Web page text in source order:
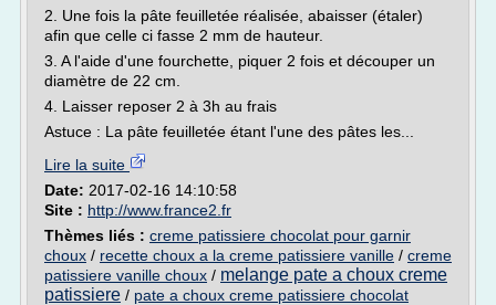
2. Une fois la pâte feuilletée réalisée, abaisser (étaler)
afin que celle ci fasse 2 mm de hauteur.
3. A l'aide d'une fourchette, piquer 2 fois et découper un
diamètre de 22 cm.
4. Laisser reposer 2 à 3h au frais
Astuce : La pâte feuilletée étant l'une des pâtes les...
Lire la suite
Date: 2017-02-16 14:10:58
Site : http://www.france2.fr
Thèmes liés : creme patissiere chocolat pour garnir
choux / recette choux a la creme patissiere vanille / creme
patissiere vanille choux / melange pate a choux creme
patissiere / pate a choux creme patissiere chocolat